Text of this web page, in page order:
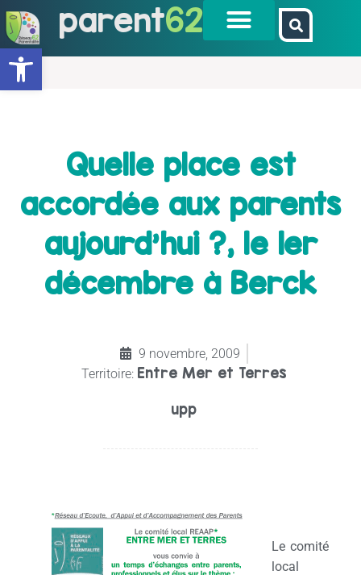
Ouvrir la barre d’outils
parent62
Quelle place est
accordée aux parents
aujourd'hui ?, le 1er
décembre à Berck
9 novembre, 2009
Territoire: Entre Mer et Terres
upp
Le comité
local